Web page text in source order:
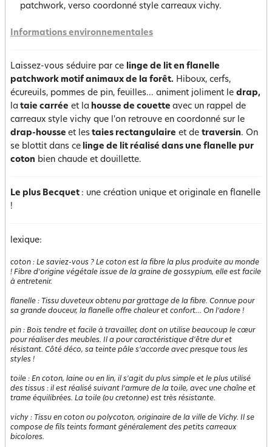
patchwork, verso coordonné style carreaux vichy.
Informations environnementales
Laissez-vous séduire par ce linge de lit en flanelle
patchwork motif animaux de la forêt. Hiboux, cerfs,
écureuils, pommes de pin, feuilles... animent joliment le drap,
la taie carrée et la housse de couette avec un rappel de
carreaux style vichy que l'on retrouve en coordonné sur le
drap-housse et les taies rectangulaire et de traversin. On
se blottit dans ce linge de lit réalisé dans une flanelle pur
coton bien chaude et douillette.
Le plus Becquet : une création unique et originale en flanelle
!
lexique:
coton : Le saviez-vous ? Le coton est la fibre la plus produite au monde
! Fibre d'origine végétale issue de la graine de gossypium, elle est facile
à entretenir.
flanelle : Tissu duveteux obtenu par grattage de la fibre. Connue pour
sa grande douceur, la flanelle offre chaleur et confort… On l’adore !
pin : Bois tendre et facile à travailler, dont on utilise beaucoup le cœur
pour réaliser des meubles. Il a pour caractéristique d'être dur et
résistant. Côté déco, sa teinte pâle s’accorde avec presque tous les
styles !
toile : En coton, laine ou en lin, il s'agit du plus simple et le plus utilisé
des tissus : il est réalisé suivant l’armure de la toile, avec une chaîne et
trame équilibrées. La toile (ou cretonne) est très résistante.
vichy : Tissu en coton ou polycoton, originaire de la ville de Vichy. Il se
compose de fils teints formant généralement des petits carreaux
bicolores.